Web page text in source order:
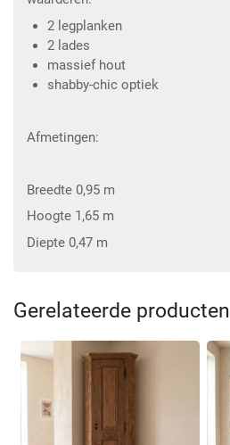
2 legplanken
2 lades
massief hout
shabby-chic optiek
Afmetingen:
Breedte 0,95 m
Hoogte 1,65 m
Diepte 0,47 m
Gerelateerde producten